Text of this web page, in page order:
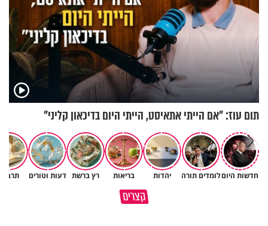
תום עוז: "אם הייתי אתאיסט, הייתי היום בדיכאון קליני"
חדשות היוםלומדים תורה יהדות בריאות רץ ברשת דעות וטורים
קצרים
נפלאות הבריאה | הפיל - מלך
איך לשלוט בסיטואציה בצורה